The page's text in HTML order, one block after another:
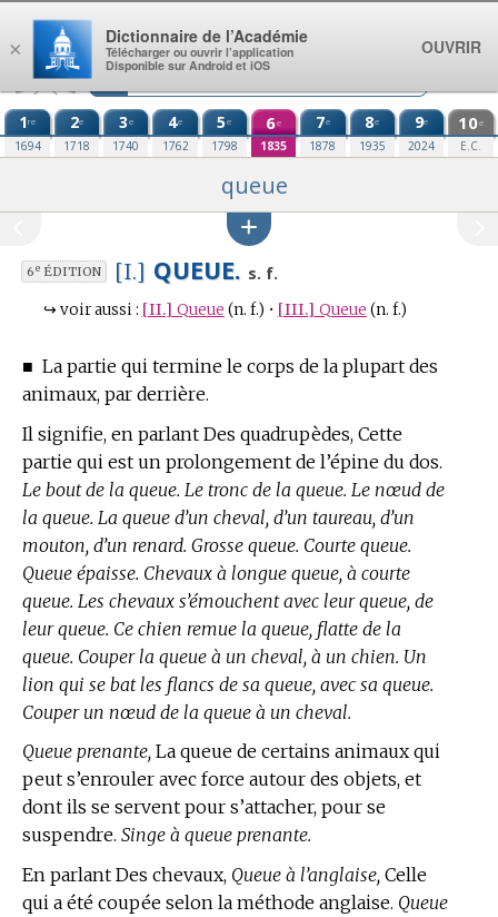
Aller au contenu
1re
1694
2e
1718
3e
1740
4e
1762
5e
1798
6e
1835
7e
1878
8e
1935
9e
2024
10e
E.C.
queue
6eÉDITION [I.] QUEUE. s. f.
↪ voir aussi : [II.] Queue (n. f.) • [III.] Queue (n. f.)
■ La partie qui termine le corps de la plupart des
animaux, par derrière.
Il signifie, en parlant Des quadrupèdes, Cette
partie qui est un prolongement de l’épine du dos.
Le bout de la queue. Le tronc de la queue. Le nœud de
la queue. La queue d’un cheval, d’un taureau, d’un
mouton, d’un renard. Grosse queue. Courte queue.
Queue épaisse. Chevaux à longue queue, à courte
queue. Les chevaux s’émouchent avec leur queue, de
leur queue. Ce chien remue la queue, flatte de la
queue. Couper la queue à un cheval, à un chien. Un
lion qui se bat les flancs de sa queue, avec sa queue.
Couper un nœud de la queue à un cheval.
Queue prenante, La queue de certains animaux qui
peut s’enrouler avec force autour des objets, et
dont ils se servent pour s’attacher, pour se
suspendre. Singe à queue prenante.
En parlant Des chevaux, Queue à l’anglaise, Celle
qui a été coupée selon la méthode anglaise. Queue
×
Dictionnaire de l’Académie
Télécharger ou ouvrir l’application
Disponible sur Android et iOS
OUVRIR